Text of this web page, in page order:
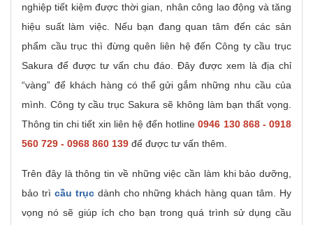
nghiệp tiết kiệm được thời gian, nhân công lao động và tăng
hiệu suất làm việc. Nếu bạn đang quan tâm đến các sản
phẩm cầu trục thì đừng quên liên hệ đến Công ty cầu trục
Sakura để được tư vấn chu đáo. Đây được xem là địa chỉ
“vàng” để khách hàng có thể gửi gắm những nhu cầu của
mình. Công ty cầu trục Sakura sẽ không làm bạn thất vọng.
Thông tin chi tiết xin liên hệ đến hotline0946 130 868 - 0918
560 729 - 0968 860 139 để được tư vấn thêm.
Trên đây là thông tin về những việc cần làm khi bảo dưỡng,
bảo trì cầu trụcdành cho những khách hàng quan tâm. Hy
vọng nó sẽ giúp ích cho bạn trong quá trình sử dụng cầu